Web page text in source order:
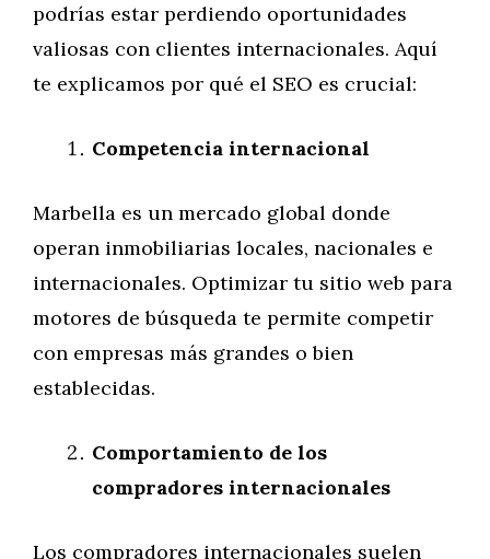
podrías estar perdiendo oportunidades
valiosas con clientes internacionales. Aquí
te explicamos por qué el SEO es crucial:
Competencia internacional
Marbella es un mercado global donde
operan inmobiliarias locales, nacionales e
internacionales. Optimizar tu sitio web para
motores de búsqueda te permite competir
con empresas más grandes o bien
establecidas.
Comportamiento de los
compradores internacionales
Los compradores internacionales suelen